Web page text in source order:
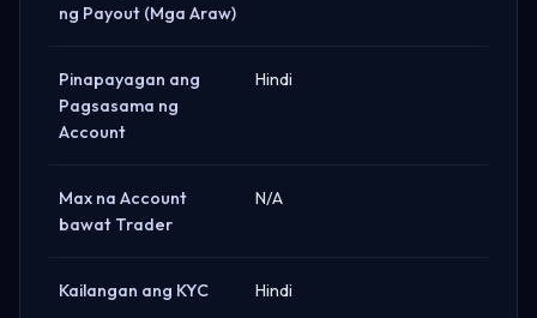
ng Payout (Mga Araw)
Pinapayagan ang
Pagsasama ng
Account
Hindi
Max na Account
bawat Trader
N/A
Kailangan ang KYC Hindi